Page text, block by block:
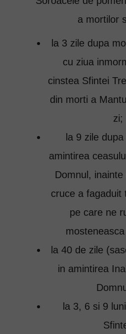
a mortilor
la 3 zile dupa
cu ziua
cinstea Sfintei
din morti a
zi;
la 9 zile
amintirea
Domnul,
cruce a fagaduit
pe care ne
la 40 de zile
in amintirea
la 3, 6 si 9